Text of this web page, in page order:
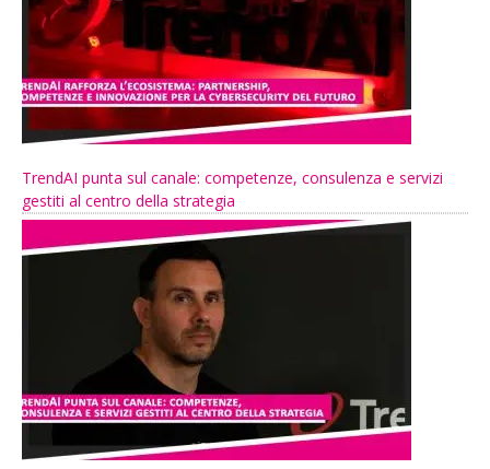
TrendAI punta sul canale: competenze, consulenza e servizi
gestiti al centro della strategia